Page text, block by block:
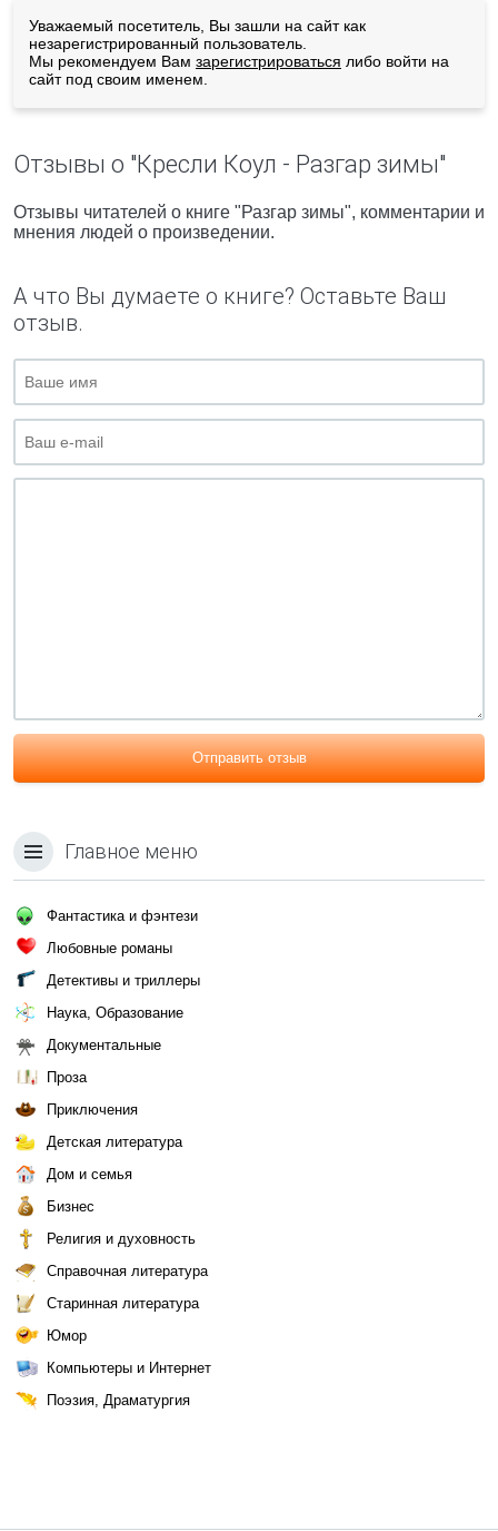
Уважаемый посетитель, Вы зашли на сайт как
незарегистрированный пользователь.
Мы рекомендуем Вам зарегистрироваться либо войти на
сайт под своим именем.
Отзывы о "Кресли Коул - Разгар зимы"
Отзывы читателей о книге "Разгар зимы", комментарии и
мнения людей о произведении.
А что Вы думаете о книге? Оставьте Ваш
отзыв.
Отправить отзыв
Главное меню
Фантастика и фэнтези
Любовные романы
Детективы и триллеры
Наука, Образование
Документальные
Проза
Приключения
Детская литература
Дом и семья
Бизнес
Религия и духовность
Справочная литература
Старинная литература
Юмор
Компьютеры и Интернет
Поэзия, Драматургия